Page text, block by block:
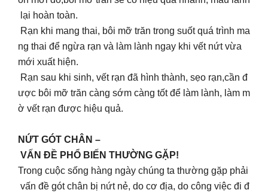
lại hoàn toàn.
Rạn khi mang thai, bôi mỡ trăn trong suốt quá trình ma
ng thai để ngừa rạn và làm lành ngay khi vết nứt vừa
mới xuất hiện.
Rạn sau khi sinh, vết rạn đã hình thành, sẹo rạn,cần đ
ược bôi mỡ trăn càng sớm càng tốt để làm lành, làm m
ờ vết rạn được hiệu quả.
NỨT GÓT CHÂN –
VẤN ĐỀ PHỔ BIẾN THƯỜNG GẶP!
Trong cuộc sống hàng ngày chúng ta thường gặp phải
vấn đề gót chân bị nứt nẻ, do cơ địa, do công việc đi đ